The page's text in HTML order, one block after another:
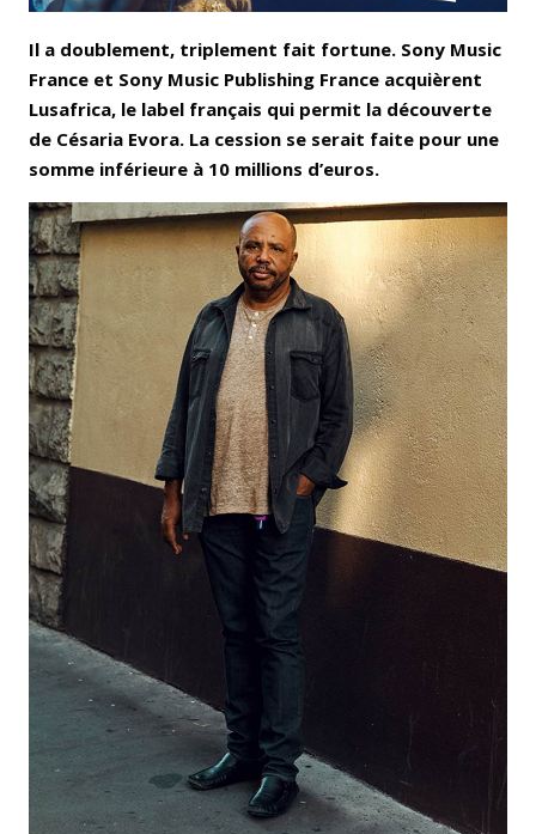
Il a doublement, triplement fait fortune. Sony Music
France et Sony Music Publishing France acquièrent
Lusafrica, le label français qui permit la découverte
de Césaria Evora. La cession se serait faite pour une
somme inférieure à 10 millions d’euros.